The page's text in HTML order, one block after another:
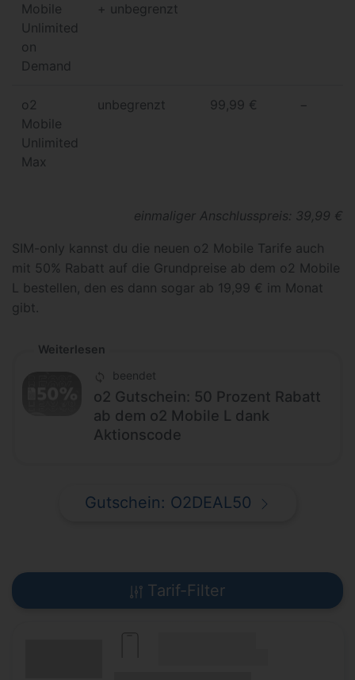
Mobile
Unlimited
on
Demand
+ unbegrenzt
o2
Mobile
Unlimited
Max
unbegrenzt 99,99 € −
einmaliger Anschlusspreis: 39,99 €
SIM-only kannst du die neuen o2 Mobile Tarife auch
mit 50% Rabatt auf die Grundpreise ab dem o2 Mobile
L bestellen, den es dann sogar ab 19,99 € im Monat
gibt.
Weiterlesen
beendet
o2 Gutschein: 50 Prozent Rabatt
ab dem o2 Mobile L dank
Aktionscode
Gutschein: O2DEAL50
Tarif-Filter